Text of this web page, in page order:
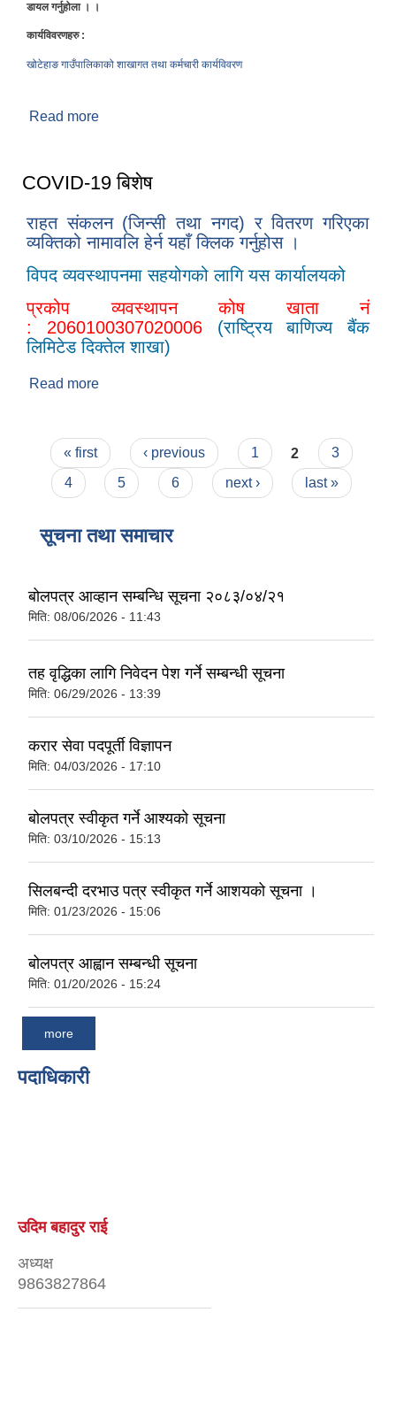
डायल गर्नुहोला । ।
कार्यविवरणहरु :
खोटेहाङ गाउँपालिकाको शाखागत तथा कर्मचारी कार्यविवरण
Read more
COVID-19 बिशेष
राहत संकलन (जिन्सी तथा नगद) र वितरण गरिएका
व्यक्तिको नामावलि हेर्न यहाँ क्लिक गर्नुहोस ।
विपद व्यवस्थापनमा सहयोगको लागि यस कार्यालयको
प्रकोप व्यवस्थापन कोष खाता नं
: 2060100307020006(राष्ट्रिय बाणिज्य बैंक
लिमिटेड दिक्तेल शाखा)
Read more
Pages
« first ‹ previous 1 2
3
4
5 6 next › last »
सूचना तथा समाचार
बोलपत्र आव्हान सम्बन्धि सूचना २०८३/०४/२१
मिति: 08/06/2026 - 11:43
तह वृद्धिका लागि निवेदन पेश गर्ने सम्बन्धी सूचना
मिति: 06/29/2026 - 13:39
करार सेवा पदपूर्ती विज्ञापन
मिति: 04/03/2026 - 17:10
बोलपत्र स्वीकृत गर्ने आश्यको सूचना
मिति: 03/10/2026 - 15:13
सिलबन्दी दरभाउ पत्र स्वीकृत गर्ने आशयको सूचना ।
मिति: 01/23/2026 - 15:06
बोलपत्र आह्वान सम्बन्धी सूचना
मिति: 01/20/2026 - 15:24
more
पदाधिकारी
उदिम बहादुर राई
अध्यक्ष
9863827864